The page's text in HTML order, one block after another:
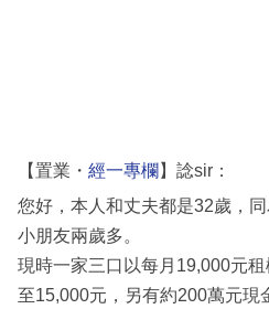
區
【置業・ 經一專欄 】諗sir：
您好，本人和丈夫都是32歲，
小朋友兩歲多。
現時一家三口以每月19,000元
至15,000元，另有約200萬元現